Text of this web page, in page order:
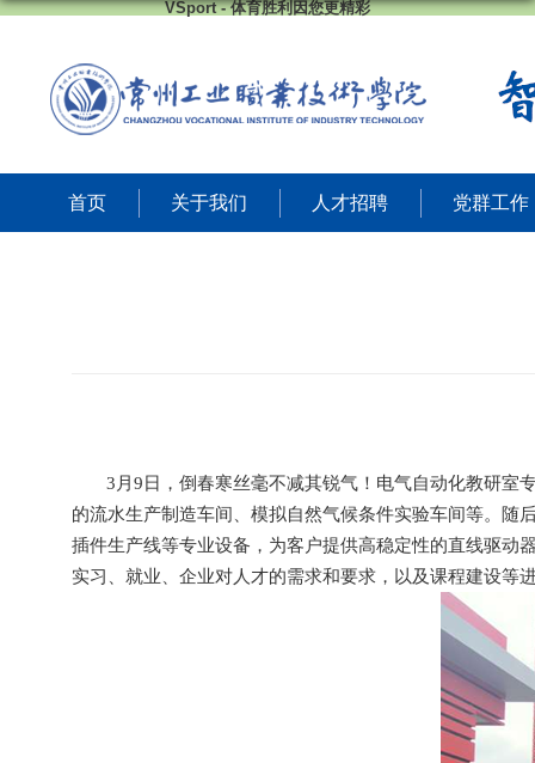
VSport - 体育胜利因您更精彩
首页 关于我们 人才招聘 党群工作
3 月9 日 ，倒春寒丝毫不减其锐气！电气自动化教研
的流水生产制造车间、模拟自然气候条件实验车间等。随
插件生产线等专业设备，为客户提供高稳定性的直线驱动
实习、就业、企业对人才的需求和要求，以及课程建设等